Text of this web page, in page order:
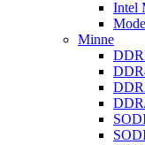
Intel
Minne